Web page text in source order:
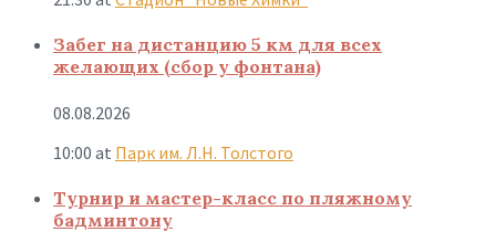
Забег на дистанцию 5 км для всех
желающих (сбор у фонтана)
08.08.2026
10:00 at Парк им. Л.Н. Толстого
Турнир и мастер-класс по пляжному
бадминтону